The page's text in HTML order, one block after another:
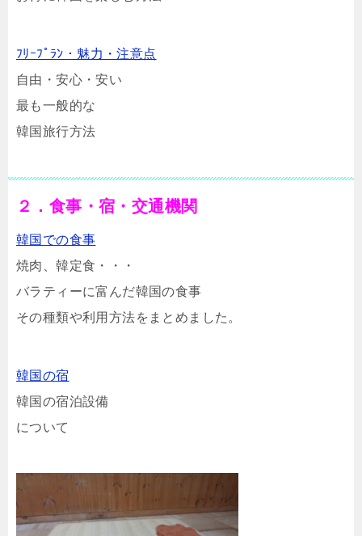
ﾌﾘｰﾌﾟﾗﾝ・魅力・注意点
自由・安心・安い
最も一般的な
韓国旅行方法
２．食事・宿・交通機関
韓国での食事
焼肉、韓定食・・・
バラティーに富んだ韓国の食事
その種類や利用方法をまとめました。
韓国の宿
韓国の宿泊設備
について